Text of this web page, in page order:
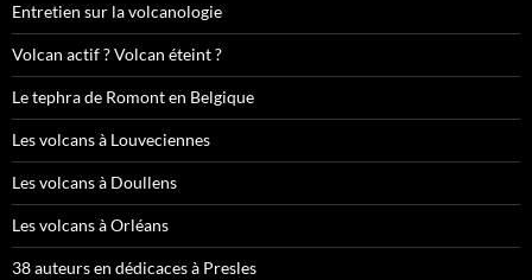
Entretien sur la volcanologie
Volcan actif ? Volcan éteint ?
Le tephra de Romont en Belgique
Les volcans à Louveciennes
Les volcans à Doullens
Les volcans à Orléans
38 auteurs en dédicaces à Presles